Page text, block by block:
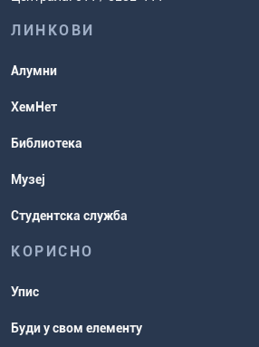
Повереник за равноправност
Студентске организације
рокови
испита
ЛИНКОВИ
Алумни
ХемНет
Библиотека
Музеј
Студентска служба
КОРИСНО
Упис
Буди у свом елементу